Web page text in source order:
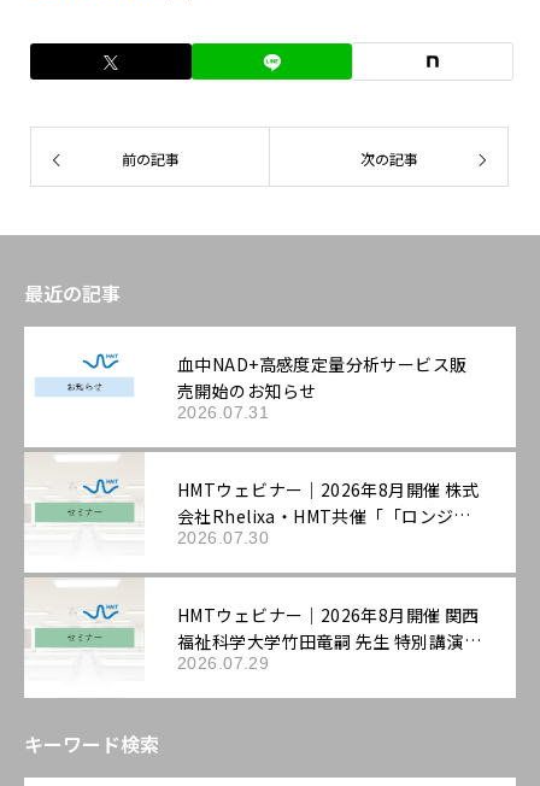
前の記事 次の記事
最近の記事
血中NAD+高感度定量分析サービス販
売開始のお知らせ
2026.07.31
HMTウェビナー｜2026年8月開催 株式
会社Rhelixa・HMT共催「「ロンジェ
ビティ」を科学する：最先端の抗老化
評価戦略」
2026.07.30
HMTウェビナー｜2026年8月開催 関西
福祉科学大学竹田竜嗣 先生 特別講演
「第3回機能性表示ラボ：ロンジェビテ
ィ市場の最新動向と「機能性表示食
み立て方」
2026.07.29
キーワード検索